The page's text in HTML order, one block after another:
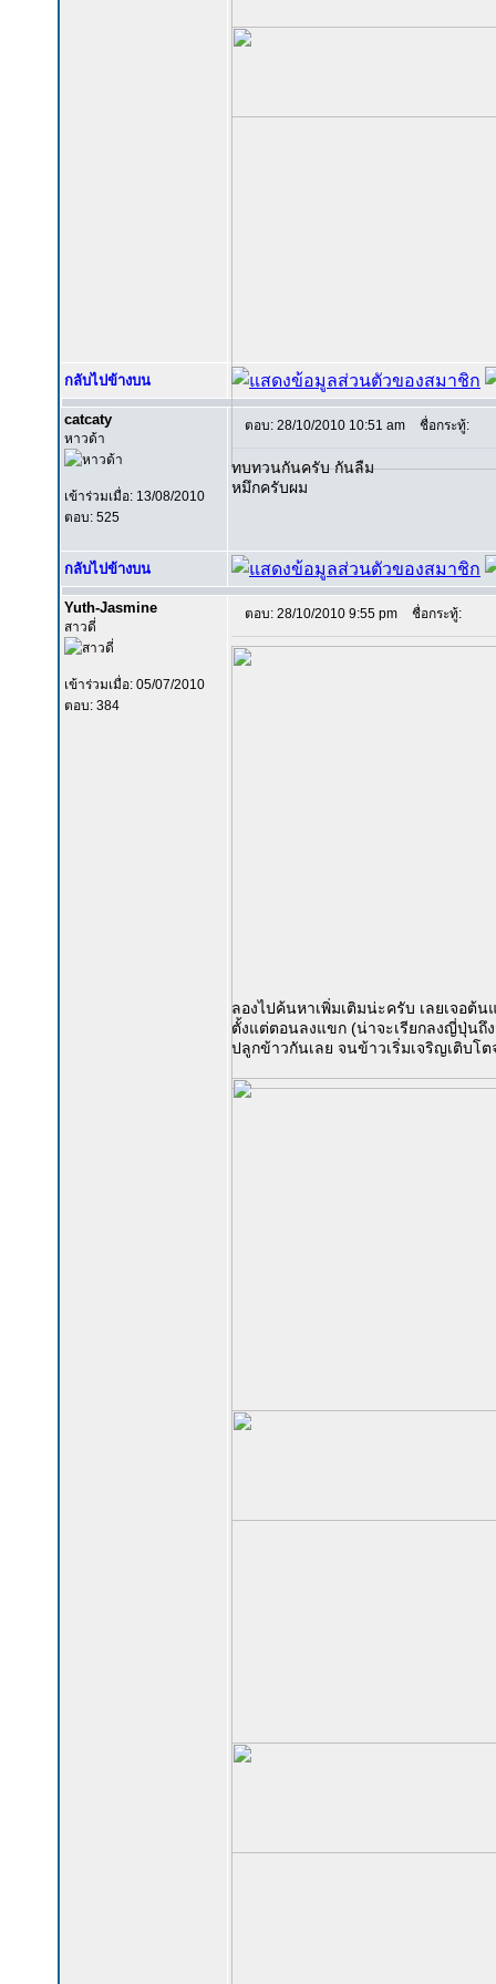
กลับไปข้างบน
catcaty
หาวด้า
เข้าร่วมเมื่อ: 13/08/2010
ตอบ: 525
ตอบ: 28/10/2010 10:51 am ชื่อกระทู้:
ทบทวนกันครับ กันลืม
หมึกครับผม
กลับไปข้างบน
Yuth-Jasmine
สาวดี่
เข้าร่วมเมื่อ: 05/07/2010
ตอบ: 384
ตอบ: 28/10/2010 9:55 pm ชื่อกระทู้:
ลองไปค้นหาเพิ่มเติมน่ะครับ เลยเจอต้น
ตั้งแต่ตอนลงแขก (น่าจะเรียกลงญี่ปุ่นถึ
ปลูกข้าวกันเลย จนข้าวเริ่มเจริญเติบโ